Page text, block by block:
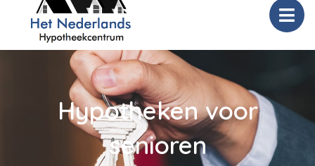
Hypotheken voor
senioren